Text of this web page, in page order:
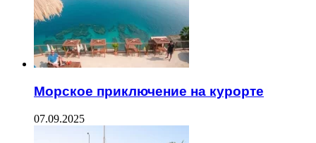
Морское приключение на курорте
07.09.2025